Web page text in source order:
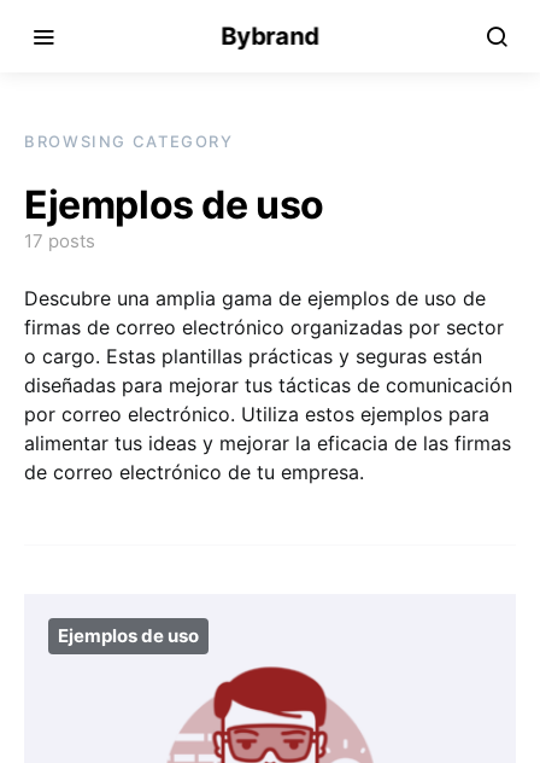
Bybrand
BROWSING CATEGORY
Ejemplos de uso
17 posts
Descubre una amplia gama de ejemplos de uso de
firmas de correo electrónico organizadas por sector
o cargo. Estas plantillas prácticas y seguras están
diseñadas para mejorar tus tácticas de comunicación
por correo electrónico. Utiliza estos ejemplos para
alimentar tus ideas y mejorar la eficacia de las firmas
de correo electrónico de tu empresa.
Ejemplos de uso